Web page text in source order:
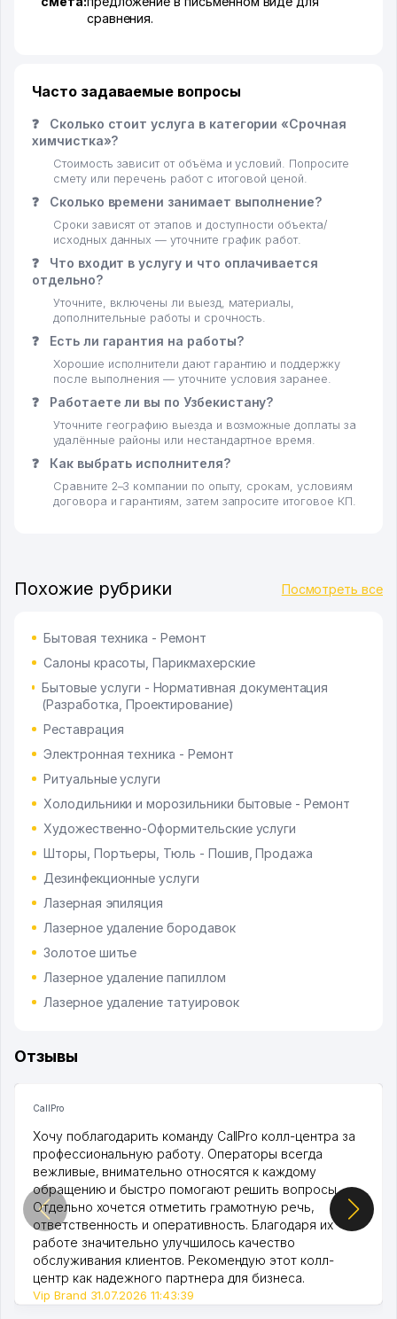
сравнения.
Часто задаваемые вопросы
❓
Сколько стоит услуга в категории «Срочная
химчистка»?
Стоимость зависит от объёма и условий. Попросите
смету или перечень работ с итоговой ценой.
❓ Сколько времени занимает выполнение?
Сроки зависят от этапов и доступности объекта/
исходных данных — уточните график работ.
❓
Что входит в услугу и что оплачивается
отдельно?
Уточните, включены ли выезд, материалы,
дополнительные работы и срочность.
❓ Есть ли гарантия на работы?
Хорошие исполнители дают гарантию и поддержку
после выполнения — уточните условия заранее.
❓ Работаете ли вы по Узбекистану?
Уточните географию выезда и возможные доплаты за
удалённые районы или нестандартное время.
❓ Как выбрать исполнителя?
Сравните 2–3 компании по опыту, срокам, условиям
договора и гарантиям, затем запросите итоговое КП.
Похожие рубрики Посмотреть все
Бытовая техника - Ремонт
Салоны красоты, Парикмахерские
Бытовые услуги - Нормативная документация
(Разработка, Проектирование)
Реставрация
Электронная техника - Ремонт
Ритуальные услуги
Холодильники и морозильники бытовые - Ремонт
Художественно-Оформительские услуги
Шторы, Портьеры, Тюль - Пошив, Продажа
Дезинфекционные услуги
Лазерная эпиляция
Лазерное удаление бородавок
Золотое шитье
Лазерное удаление папиллом
Лазерное удаление татуировок
Отзывы
CallPro
Хочу поблагодарить команду CallPro колл-центра за
профессиональную работу. Операторы всегда
вежливые, внимательно относятся к каждому
обращению и быстро помогают решить вопросы.
Отдельно хочется отметить грамотную речь,
ответственность и оперативность. Благодаря их
работе значительно улучшилось качество
обслуживания клиентов. Рекомендую этот колл-
центр как надежного партнера для бизнеса.
Vip Brand 31.07.2026 11:43:39